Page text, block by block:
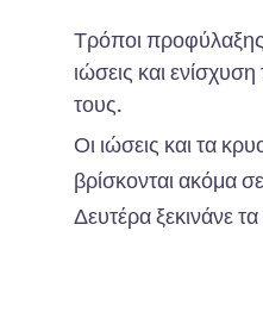
Τρόποι
ιώσεις και
τους.
Οι ιώσεις και τα
βρίσκονται ακόμα
Δευτέρα ξεκινάνε